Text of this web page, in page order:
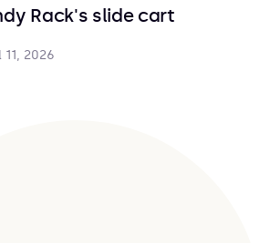
Rack's slide cart
11, 2026